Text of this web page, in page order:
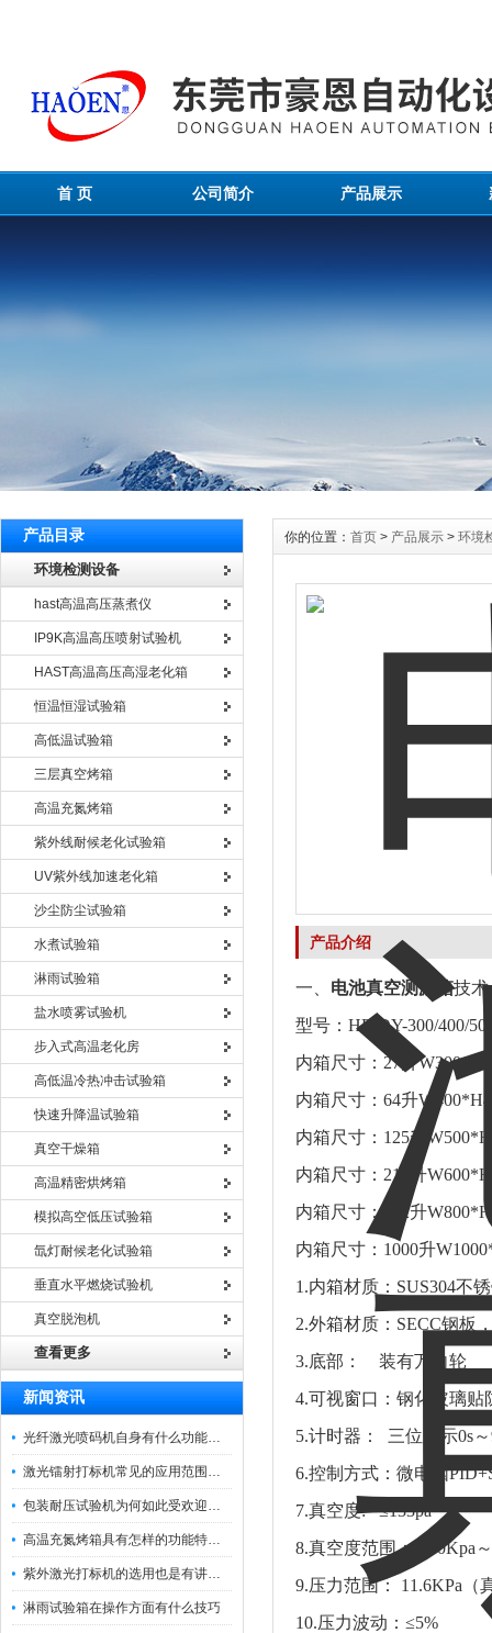
首 页 公司简介 产品展示
产品目录
环境检测设备
hast高温高压蒸煮仪
IP9K高温高压喷射试验机
HAST高温高压高湿老化箱
恒温恒湿试验箱
高低温试验箱
三层真空烤箱
高温充氮烤箱
紫外线耐候老化试验箱
UV紫外线加速老化箱
沙尘防尘试验箱
水煮试验箱
淋雨试验箱
盐水喷雾试验机
步入式高温老化房
高低温冷热冲击试验箱
快速升降温试验箱
真空干燥箱
高温精密烘烤箱
模拟高空低压试验箱
氙灯耐候老化试验箱
垂直水平燃烧试验机
真空脱泡机
查看更多
新闻资讯
光纤激光喷码机自身有什么功能？不妨看看下文
激光镭射打标机常见的应用范围如下
包装耐压试验机为何如此受欢迎呢？
高温充氮烤箱具有怎样的功能特点呢？
紫外激光打标机的选用也是有讲究的
淋雨试验箱在操作方面有什么技巧
你的位置： 首页 > 产品展示 > 环境
产品介绍
一、 电池真空测漏箱技
型号：HE-DY-300/400/
内箱尺寸：27升
内箱尺寸：64升
内箱尺寸：125升
内箱尺寸：216升
内箱尺寸：512升
内箱尺寸：1000升
1.内箱材质：SUS304不
2.外箱材质：SECC钢板
3.底部： 装有万向轮
4.可视窗口：钢化玻璃贴
5.计时器： 三位显示0s
6.控制方式：微电脑
7.真空度: ≤133pa
8.真空度范围：-100Kpa
9.压力范围： 11.6KPa（
10.压力波动：≤5%